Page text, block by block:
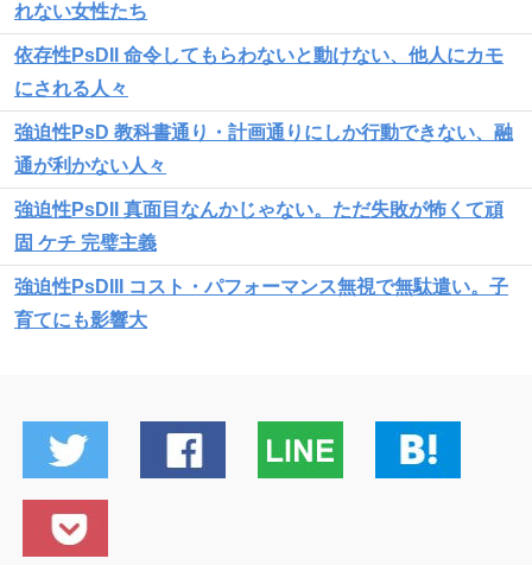
れない女性たち
依存性PsDII 命令してもらわないと動けない、他人にカモ
にされる人々
強迫性PsD 教科書通り・計画通りにしか行動できない、融
通が利かない人々
強迫性PsDII 真面目なんかじゃない。ただ失敗が怖くて頑
固 ケチ 完璧主義
強迫性PsDIII コスト・パフォーマンス無視で無駄遣い。子
育てにも影響大